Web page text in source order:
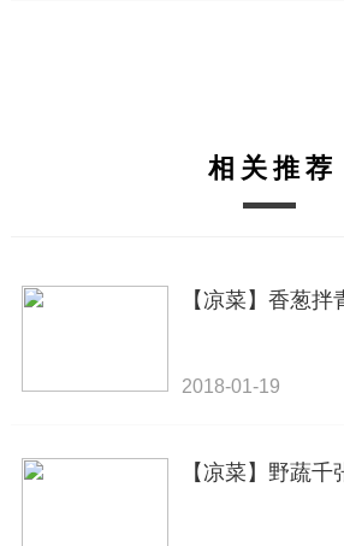
相关推荐
【凉菜】香葱拌
2018-01-19
【凉菜】野蔬千